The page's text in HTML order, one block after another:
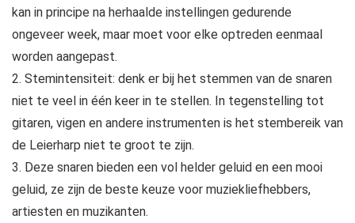
kan in principe na herhaalde instellingen gedurende
ongeveer week, maar moet voor elke optreden eenmaal
worden aangepast.
2. Stemintensiteit: denk er bij het stemmen van de snaren
niet te veel in één keer in te stellen. In tegenstelling tot
gitaren, vigen en andere instrumenten is het stembereik van
de Leierharp niet te groot te zijn.
3. Deze snaren bieden een vol helder geluid en een mooi
geluid, ze zijn de beste keuze voor muziekliefhebbers,
artiesten en muzikanten.